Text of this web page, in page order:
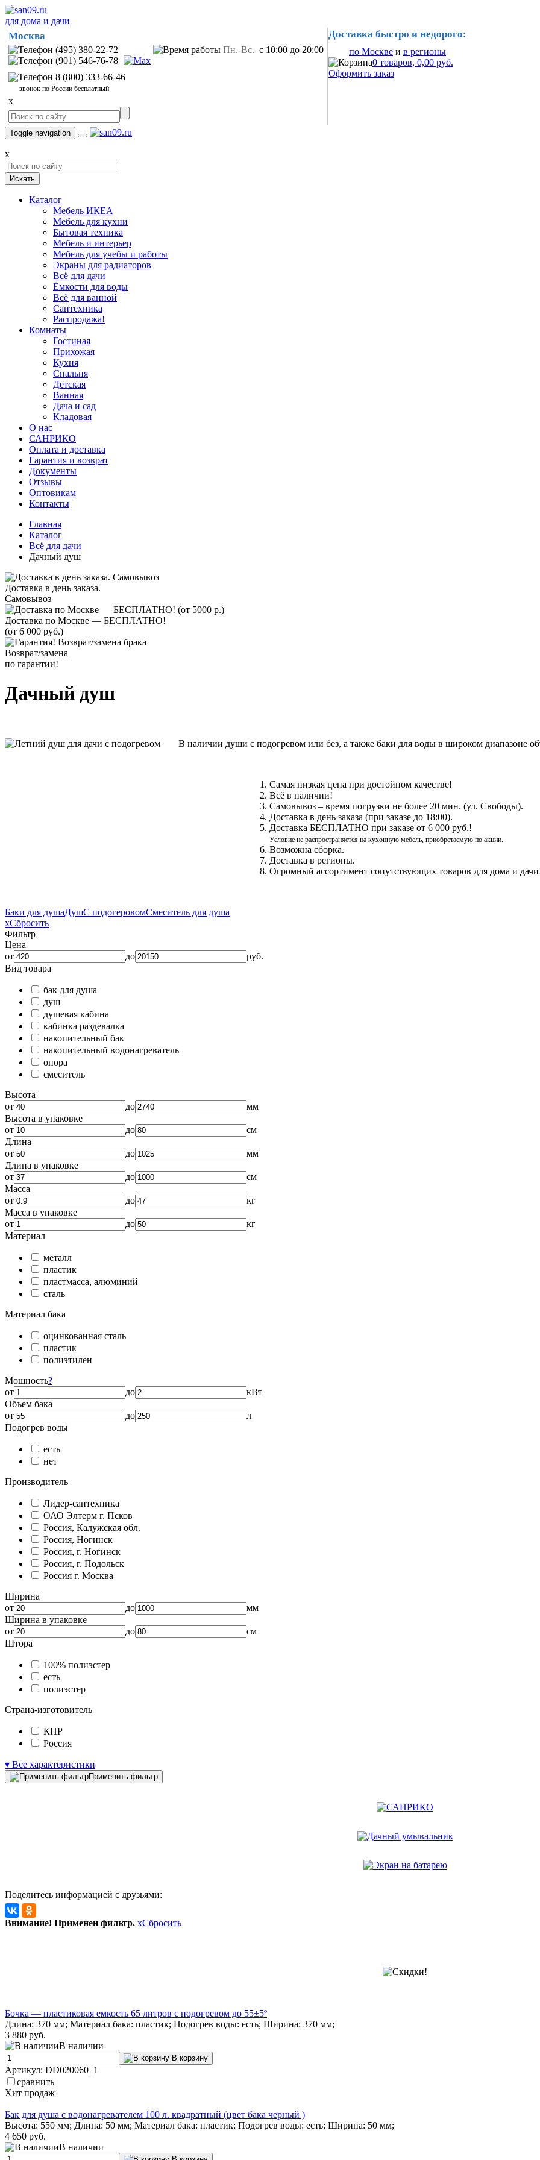
для дома и дачи
Москва
(495) 380-22-72
(901) 546-76-78
8 (800) 333-66-46
звонок по России бесплатный
Пн.-Вс. с 10:00 до 20:00
x
Доставка быстро и недорого:
по Москве и в регионы
0 товаров, 0,00 руб.
Оформить заказ
Toggle navigation
x
Искать
Каталог
Мебель ИКЕА
Мебель для кухни
Бытовая техника
Мебель и интерьер
Мебель для учебы и работы
Экраны для радиаторов
Всё для дачи
Ёмкости для воды
Всё для ванной
Сантехника
Распродажа!
Комнаты
Гостиная
Прихожая
Кухня
Спальня
Детская
Ванная
Дача и сад
Кладовая
О нас
САНРИКО
Оплата и доставка
Гарантия и возврат
Документы
Отзывы
Оптовикам
Контакты
Главная
Каталог
Всё для дачи
Дачный душ
Доставка в день заказа.
Самовывоз
Доставка по Москве — БЕСПЛАТНО!
(от 6 000 руб.)
Возврат/замена
по гарантии!
Дачный душ
В наличии души с подогревом или без, а также баки для воды в широком диапазоне
Самая низкая цена при достойном качестве!
Всё в наличии!
Самовывоз – время погрузки не более 20 мин. (ул. Свободы).
Доставка в день заказа (при заказе до 18:00).
Доставка БЕСПЛАТНО при заказе от 6 000 руб.!
Условие не распространяется на кухонную мебель, приобретаемую по акции.
Возможна сборка.
Доставка в регионы.
Огромный ассортимент сопутствующих товаров для дома и
Баки для душаДушС подогеровомСмеситель для душа
xСбросить
Фильтр
Цена
от
до
руб.
Вид товара
бак для душа
душ
душевая кабина
кабинка раздевалка
накопительный бак
накопительный водонагреватель
опора
смеситель
Высота
от
до
мм
Высота в упаковке
от
до
см
Длина
от
до
мм
Длина в упаковке
от
до
см
Масса
от
до
кг
Масса в упаковке
от
до
кг
Материал
металл
пластик
пластмасса, алюминий
сталь
Материал бака
оцинкованная сталь
пластик
полиэтилен
Мощность?
от
до
кВт
Объем бака
от
до
л
Подогрев воды
есть
нет
Производитель
Лидер-сантехника
ОАО Элтерм г. Псков
Россия, Калужская обл.
Россия, Ногинск
Россия, г. Ногинск
Россия, г. Подольск
Россия г. Москва
Ширина
от
до
мм
Ширина в упаковке
от
до
см
Штора
100% полиэстер
есть
полиэстер
Страна-изготовитель
КНР
Россия
▾ Все характеристики
Применить фильтр
Поделитесь информацией с друзьями:
Внимание! Применен фильтр. xСбросить
Бочка — пластиковая емкость 65 литров с подогревом до 55±5º
Длина: 370 мм; Материал бака: пластик; Подогрев воды: есть; Ширина: 370 мм;
3 880 руб.
В наличии
В корзину
Артикул: DD020060_1
сравнить
Хит продаж
Бак для душа с водонагревателем 100 л. квадратный (цвет бака черный )
Высота: 550 мм; Длина: 50 мм; Материал бака: пластик; Подогрев воды: есть; Ширина: 50 мм;
4 650 руб.
В наличии